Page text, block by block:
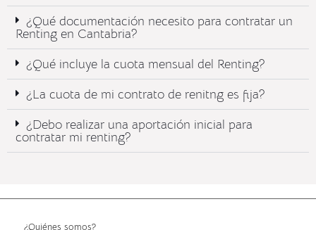
¿Qué documentación necesito para contratar un
Renting en Cantabria?
¿Qué incluye la cuota mensual del Renting?​
¿La cuota de mi contrato de renitng es fija?
¿Debo realizar una aportación inicial para
contratar mi renting?
¿Quiénes somos?